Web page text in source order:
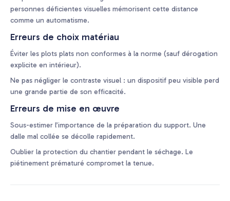
personnes déficientes visuelles mémorisent cette distance
comme un automatisme.
Erreurs de choix matériau
Éviter les plots plats non conformes à la norme (sauf dérogation
explicite en intérieur).
Ne pas négliger le contraste visuel : un dispositif peu visible perd
une grande partie de son efficacité.
Erreurs de mise en œuvre
Sous-estimer l’importance de la préparation du support. Une
dalle mal collée se décolle rapidement.
Oublier la protection du chantier pendant le séchage. Le
piétinement prématuré compromet la tenue.